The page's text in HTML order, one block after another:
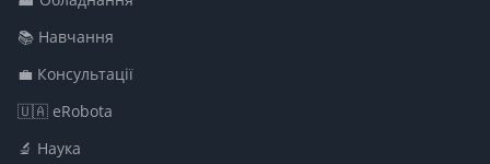
📚 Навчання
💼 Консультації
🇺🇦 eRobota
🔬 Наука